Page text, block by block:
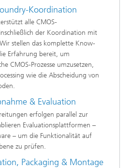
Koordination
alle CMOS-
der Koordination mit
stellen das komplette Know-
Erfahrung bereit, um
CMOS-Prozesse umzusetzen,
wie die Abscheidung von
& Evaluation
erfolgen parallel zur
Evaluationsplattformen –
– um die Funktionalität auf
zu prüfen.
Packaging & Montage